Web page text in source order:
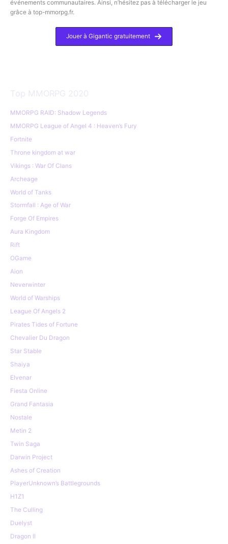
événements communautaires. Ainsi, n’hésitez pas à télécharger le jeu
grâce à top-mmorpg.fr.
Jouer à Gigantic gratuitement
Top MMORPG 2020
MMORPG RAID: Shadow Legends
MMORPG League of Angel 4 : Heaven’s Fury
Fortnite
Throne kingdom at war
Vikings : War Of Clans
Archeage
World of Tanks
Stormfall : Age of War
Forge Of Empires
Aura Kingdom
Rift
OGame
Aion
Neverwinter
World of Warships
League Of Angels 2
Pirates Tides of Fortune
Chevalier Du Dragon
Star Stable
Shaiya
Elvenar
Fiesta Online
Grand Fantasia
Nostale
Metin 2
Twin Saga
Darwin Project
Ashes of Creation
PlayerUnknown’s Battlegrounds
H1Z1
The Culling
Duelyst
Dragon II